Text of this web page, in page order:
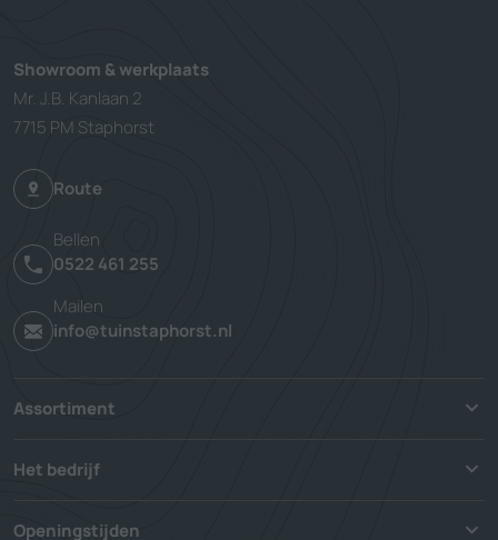
Showroom & werkplaats
Mr. J.B. Kanlaan 2
7715 PM Staphorst
Route
Bellen
0522 461 255
Mailen
info@tuinstaphorst.nl
Assortiment
Het bedrijf
Openingstijden